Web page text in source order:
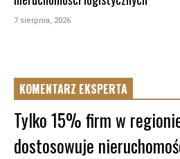
7 sierpnia, 2026
KOMENTARZ EKSPERTA
Tylko 15% firm w
dostosowuje